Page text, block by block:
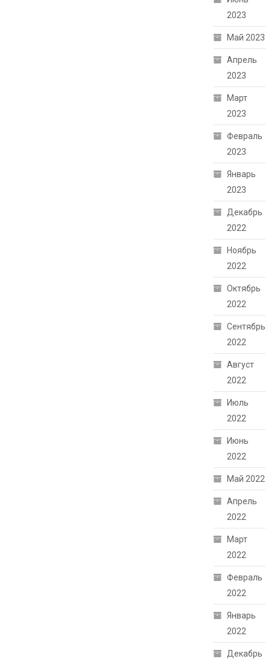
2023
Май 2023
Апрель
2023
Март
2023
Февраль
2023
Январь
2023
Декабрь
2022
Ноябрь
2022
Октябрь
2022
Сентябрь
2022
Август
2022
Июль
2022
Июнь
2022
Май 2022
Апрель
2022
Март
2022
Февраль
2022
Январь
2022
Декабрь